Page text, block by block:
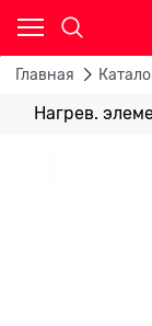
Главная
Нагрев.